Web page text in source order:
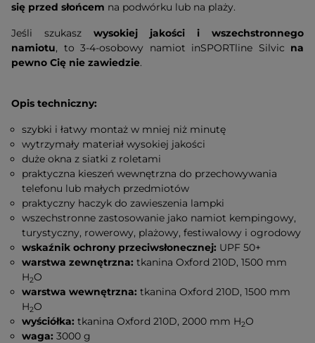
się przed słońcem na podwórku lub na plaży.
Jeśli szukasz wysokiej jakości i wszechstronnego
namiotu, to 3-4-osobowy namiot inSPORTline Silvic na
pewno Cię nie zawiedzie.
Opis techniczny:
szybki i łatwy montaż w mniej niż minutę
wytrzymały materiał wysokiej jakości
duże okna z siatki z roletami
praktyczna kieszeń wewnętrzna do przechowywania
telefonu lub małych przedmiotów
praktyczny haczyk do zawieszenia lampki
wszechstronne zastosowanie jako namiot kempingowy,
turystyczny, rowerowy, plażowy, festiwalowy i ogrodowy
wskaźnik ochrony przeciwsłonecznej: UPF 50+
warstwa zewnętrzna: tkanina Oxford 210D, 1500 mm
H2O
warstwa wewnętrzna:tkanina Oxford 210D, 1500 mm
H2O
wyściółka: tkanina Oxford 210D, 2000 mm H2O
waga: 3000 g